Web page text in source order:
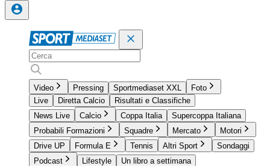
Video Pressing Sportmediaset XXL
Foto
Live
Diretta Calcio
Risultati e Classifiche
News Live
Calcio Coppa Italia
Supercoppa Italiana
Probabili Formazioni
Squadre Mercato
Motori
Drive UP
Formula E Tennis Altri Sport
Sondaggi
Podcast
Lifestyle
Un libro a settimana